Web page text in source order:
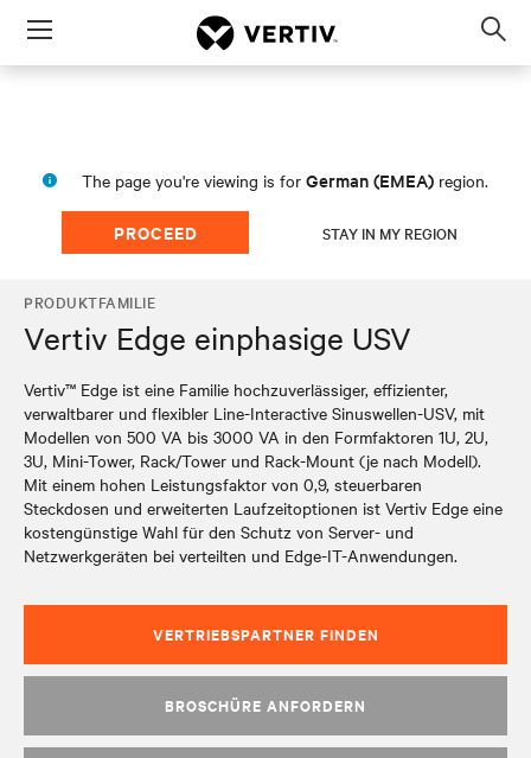
Menu
The page you're viewing is for German (EMEA) region.
PROCEED STAY IN MY REGION
PRODUKTFAMILIE
Vertiv Edge einphasige USV
Vertiv™ Edge ist eine Familie hochzuverlässiger, effizienter,
verwaltbarer und flexibler Line-Interactive Sinuswellen-USV, mit
Modellen von 500 VA bis 3000 VA in den Formfaktoren 1U, 2U,
3U, Mini-Tower, Rack/Tower und Rack-Mount (je nach Modell).
Mit einem hohen Leistungsfaktor von 0,9, steuerbaren
Steckdosen und erweiterten Laufzeitoptionen ist Vertiv Edge eine
kostengünstige Wahl für den Schutz von Server- und
Netzwerkgeräten bei verteilten und Edge-IT-Anwendungen.
VERTRIEBSPARTNER FINDEN
BROSCHÜRE ANFORDERN